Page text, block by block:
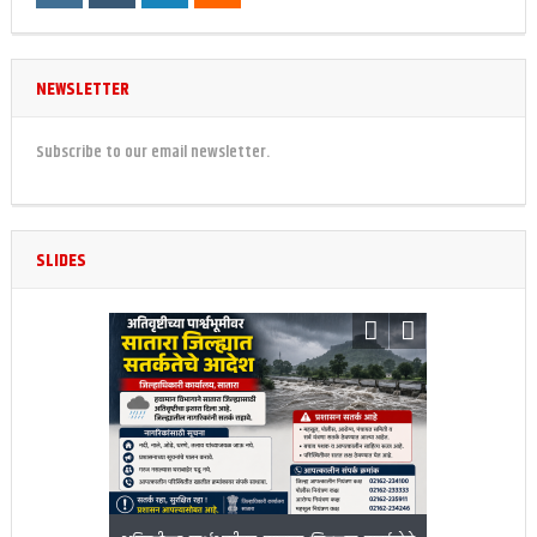
NEWSLETTER
Subscribe to our email newsletter.
SLIDES